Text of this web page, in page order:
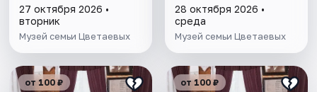
27 октября 2026 •
вторник
Музей семьи Цветаевых
28 октября 2026 •
среда
Музей семьи Цветаевых
от 100 ₽ от 100 ₽